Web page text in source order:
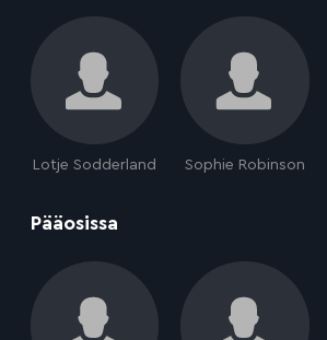
Lotje Sodderland Sophie Robinson
Pääosissa